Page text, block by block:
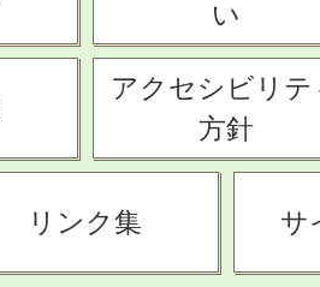
い
アクセシビリテ
方針
リンク集 サ